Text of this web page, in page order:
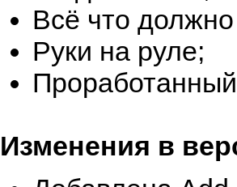
Всё что должно
Руки на руле;
Изменения в